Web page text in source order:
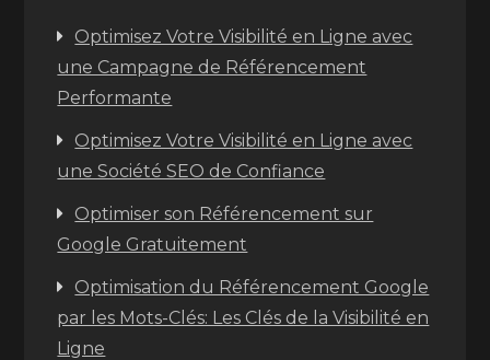
Optimisez Votre Visibilité en Ligne avec
une Campagne de Référencement
Performante
Optimisez Votre Visibilité en Ligne avec
une Société SEO de Confiance
Optimiser son Référencement sur
Google Gratuitement
Optimisation du Référencement Google
par les Mots-Clés: Les Clés de la Visibilité en
Ligne